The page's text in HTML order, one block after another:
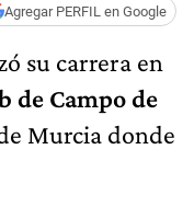
Agregar PERFIL en Google
su carrera en
de Campo de
Murcia donde